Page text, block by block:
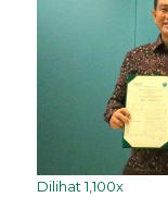
Dilihat 1,100x